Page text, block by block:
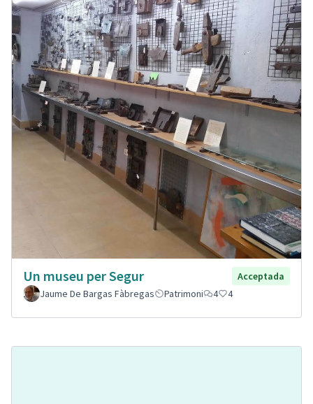
Un museu per Segur
Acceptada
Jaume De Bargas Fàbregas
Patrimoni 4 4